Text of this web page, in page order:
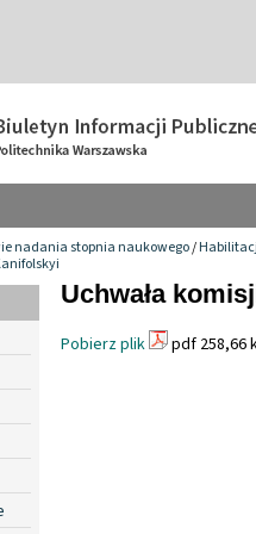
nadania stopnia naukowego/
Uchwała
Pobierz plik pdf 258,66